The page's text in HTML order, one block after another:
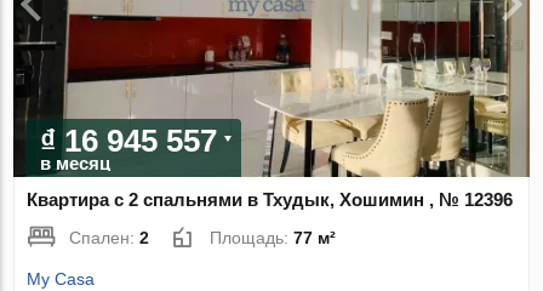
₫ 16 945 557
в месяц
Квартира с 2 спальнями в Тхудык, Хошимин , № 12396
Спален:2 Площадь:77 м²
My Casa